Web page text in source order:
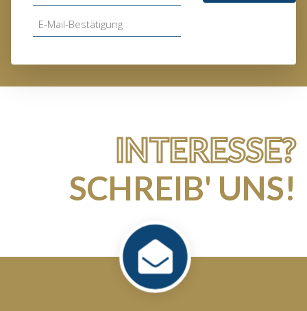
INTERESSE?
SCHREIB' UNS!